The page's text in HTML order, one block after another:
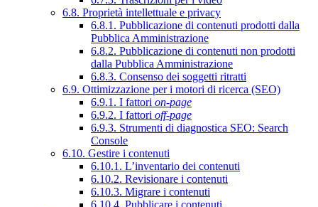
6.8. Proprietà intellettuale e privacy
6.8.1. Pubblicazione di contenuti prodotti dalla
Pubblica Amministrazione
6.8.2. Pubblicazione di contenuti non prodotti
dalla Pubblica Amministrazione
6.8.3. Consenso dei soggetti ritratti
6.9. Ottimizzazione per i motori di ricerca (SEO)
6.9.1. I fattori on-page
6.9.2. I fattori off-page
6.9.3. Strumenti di diagnostica SEO: Search
Console
6.10. Gestire i contenuti
6.10.1. L’inventario dei contenuti
6.10.2. Revisionare i contenuti
6.10.3. Migrare i contenuti
6.10.4. Pubblicare i contenuti